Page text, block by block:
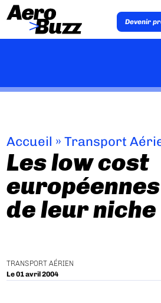
Devenir
Accueil »Transport
Les low cost
de leur niche
TRANSPORT AÉRIEN
Le 01 avril 2004